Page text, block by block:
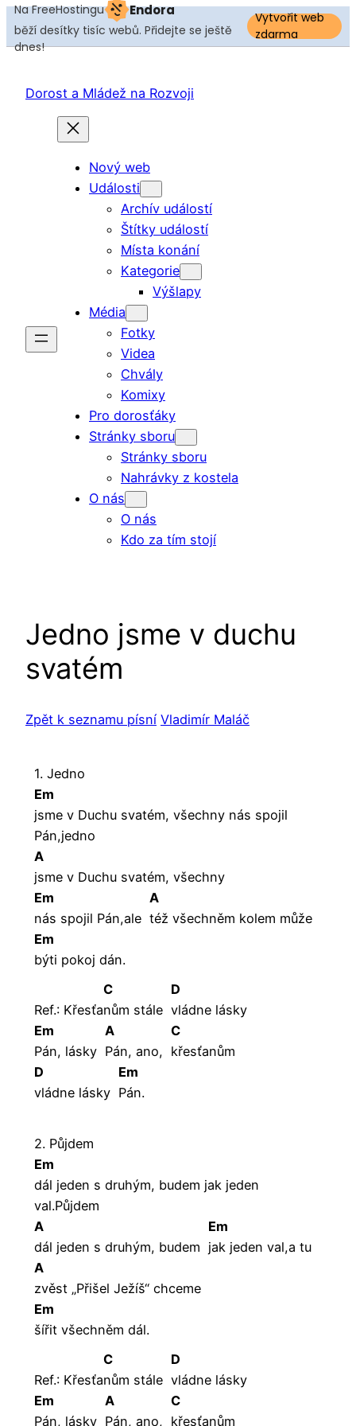
Na FreeHostingu Endora
běží desítky tisíc webů. Přidejte se ještě
dnes!
Vytvořit web
zdarma
obsah
Dorost a Mládež na Rozvoji
Nový web
Události
Archív událostí
Štítky událostí
Místa konání
Kategorie
Výšlapy
Média
Fotky
Videa
Chvály
Komixy
Pro dorosťáky
Stránky sboru
Stránky sboru
Nahrávky z kostela
O nás
O nás
Kdo za tím stojí
Jedno jsme v duchu
svatém
Zpět k seznamu písní Vladimír Maláč
1. Jedno
Em
jsme v Duchu svatém, všechny nás spojil
Pán,jedno
A
jsme v Duchu svatém, všechny
Em
nás spojil Pán,ale
A
též všechněm kolem může
Em
býti pokoj dán.
Ref.: Křesťa
C
nům stále
D
vládne lásky
Em
Pán, lásky
A
Pán, ano,
C
křesťanům
D
vládne lásky
Em
Pán.
2. Půjdem
Em
dál jeden s druhým, budem jak jeden
val.Půjdem
A
dál jeden s druhým, budem
Em
jak jeden val,a tu
A
zvěst „Přišel Ježíš“ chceme
Em
šířit všechněm dál.
Ref.: Křesťa
C
nům stále
D
vládne lásky
Em
Pán, lásky
A
Pán, ano,
C
křesťanům